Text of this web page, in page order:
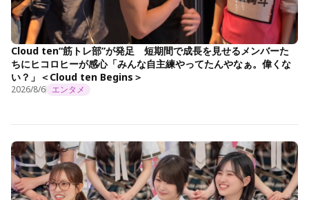
Cloud ten“筋トレ部”が発足 短期間で成長を見せるメンバーた
ちにヒコロヒーが感心「みんな自主練やってたんやなぁ。偉くな
い？」＜Cloud ten Begins＞
2026/8/6 エンタメ